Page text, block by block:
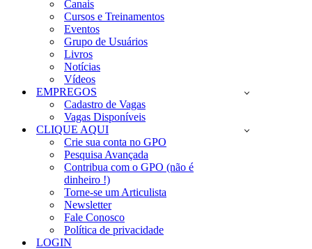
Canais
Cursos e Treinamentos
Eventos
Grupo de Usuários
Livros
Notícias
Vídeos
EMPREGOS
Cadastro de Vagas
Vagas Disponíveis
CLIQUE AQUI
Crie sua conta no GPO
Pesquisa Avançada
Contribua com o GPO (não é
dinheiro !)
Torne-se um Articulista
Newsletter
Fale Conosco
Política de privacidade
LOGIN